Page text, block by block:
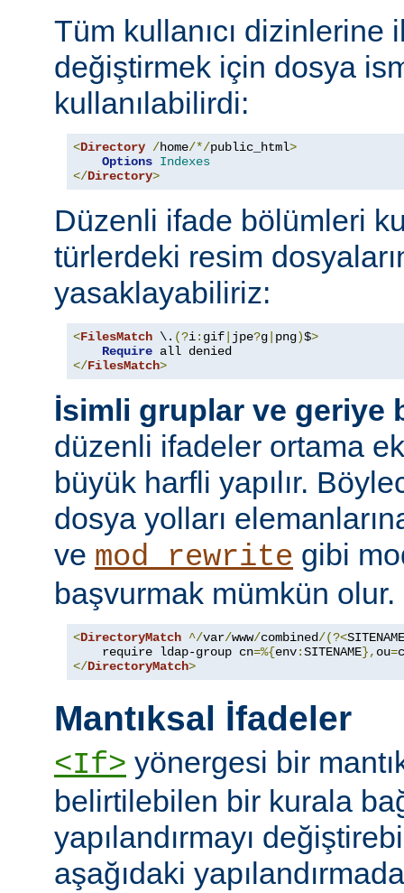
Tüm kullanıcı dizinlerine
değiştirmek için dosya
kullanılabilirdi:
<Directory /home/*/public_html>
Options Indexes
</Directory>
Düzenli ifade bölümleri
türlerdeki resim
yasaklayabiliriz:
<FilesMatch \. (?i: gif jpe?g png)$>
Require
</FilesMatch>
İsimli gruplar ve geriye
düzenli ifadeler ortama
büyük harfli yapılır.
dosya yolları
ve mod_rewrite gibi
başvurmak mümkün olur.
<DirectoryMatch ^/var/www/combined/(?<SITENAME
    require ldap-group cn
=%{env:SITENAME}, ou=
</DirectoryMatch>
Mantıksal İfadeler
<If> yönergesi bir
belirtilebilen bir kurala
yapılandırmayı
aşağıdaki